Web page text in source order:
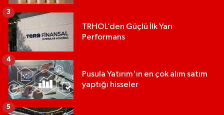
TRHOL’den Güçlü İlk Yarı
Performans
3
Pusula Yatırım'ın en çok alım satım
yaptığı hisseler
4
5